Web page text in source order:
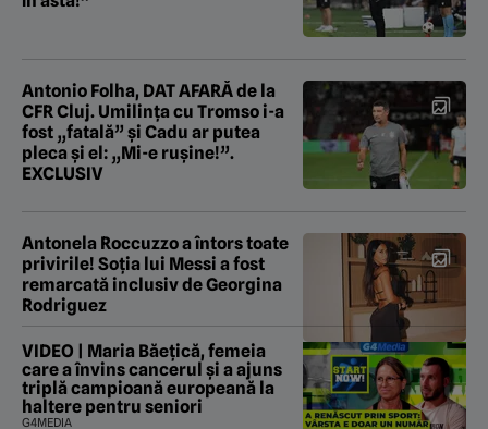
Antonio Folha, DAT AFARĂ de la
CFR Cluj. Umilința cu Tromso i-a
fost „fatală” și Cadu ar putea
pleca și el: „Mi-e rușine!”.
EXCLUSIV
Antonela Roccuzzo a întors toate
privirile! Soția lui Messi a fost
remarcată inclusiv de Georgina
Rodriguez
VIDEO | Maria Băețică, femeia
care a învins cancerul și a ajuns
triplă campioană europeană la
haltere pentru seniori
G4MEDIA